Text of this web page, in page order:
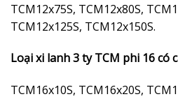
TCM12x75S, TCM12x80S,
TCM12x125S, TCM12x150S.
Loại xi lanh 3 ty TCM phi 16 có
TCM16x10S, TCM16x20S,